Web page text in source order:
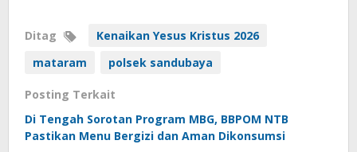
Ditag
Kenaikan Yesus Kristus 2026
mataram
polsek sandubaya
Posting Terkait
Di Tengah Sorotan Program MBG, BBPOM NTB
Pastikan Menu Bergizi dan Aman Dikonsumsi